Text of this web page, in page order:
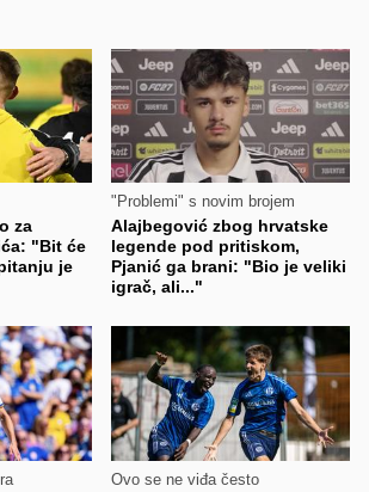
za
"Bit će
je
"Problemi" s novim brojem
Alajbegović zbog hrvatske
legende pod pritiskom,
Pjanić ga brani: "Bio je veliki
igrač, ali..."
Ovo se ne viđa često